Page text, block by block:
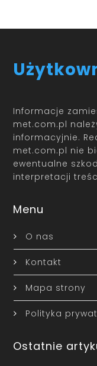
Informacje
met.com.pl
informacyjnie.
met.com.pl nie
ewentualne
interpretacji
Menu
O nas
Kontakt
Mapa strony
Polityka
Ostatnie